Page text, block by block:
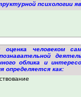
психологии
человеком
облика и
определяется как: